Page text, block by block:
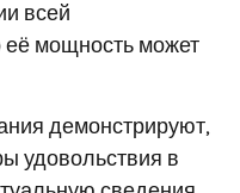
всей
её мощность может
демонстрируют,
удовольствия в